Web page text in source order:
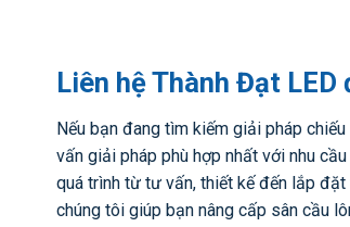
Liên hệ Thành Đạt
Nếu bạn đang tìm kiếm giải pháp
vấn giải pháp phù hợp nhất với nhu
quá trình từ tư vấn, thiết kế đến lắp
chúng tôi giúp bạn nâng cấp sân cầu